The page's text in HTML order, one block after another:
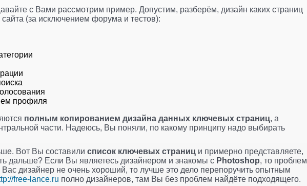
с Вами рассмотрим пример. Допустим, разберём, дизайн каких страниц
(за исключением форума и тестов):
профиля
полным копированием дизайна данных ключевых страниц, а
части. Надеюсь, Вы поняли, по какому принципу надо выбирать
Вот Вы составили список ключевых страниц и примерно представляете,
дальше? Если Вы являетесь дизайнером и знакомы с Photoshop, то проблем
Вас дизайнер не очень хороший, то лучше это дело перепоручить опытным
free-lance.ru полно дизайнеров, там Вы без проблем найдёте подходящего.